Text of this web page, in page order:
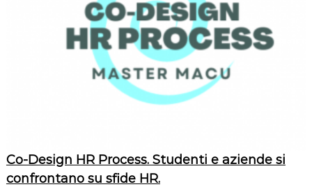
Co-Design HR Process. Studenti e aziende si
confrontano su sfide HR.